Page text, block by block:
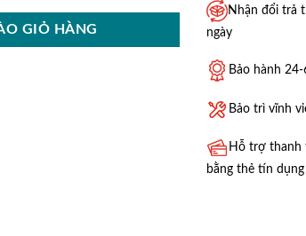
GIỎ HÀNG
Nhận đổi trả
ngày
Bảo hành
Bảo trì vĩnh
Hỗ trợ thanh
bằng thẻ tín dụng